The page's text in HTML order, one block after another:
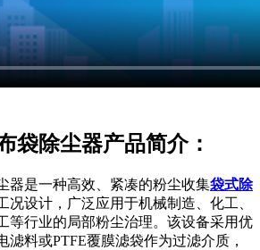
袋除尘器产品简介：
器是一种高效、紧凑的粉尘收集袋式除
况设计，广泛应用于机械制造、化工、
等行业的局部粉尘治理。该设备采用优
滤料或PTFE覆膜滤袋作为过滤介质，